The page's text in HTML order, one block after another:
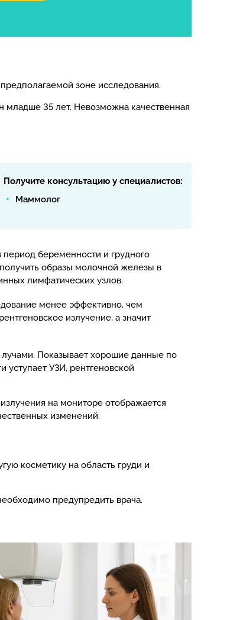
зоне исследования.
35 лет. Невозможна качественная
Получите консультацию у специалистов:
Маммолог
беременности и грудного
образы молочной железы в
лимфатических узлов.
менее эффективно, чем
излучение, а значит
Показывает хорошие данные по
УЗИ, рентгеновской
на мониторе отображается
изменений.
косметику на область груди и
предупредить врача.